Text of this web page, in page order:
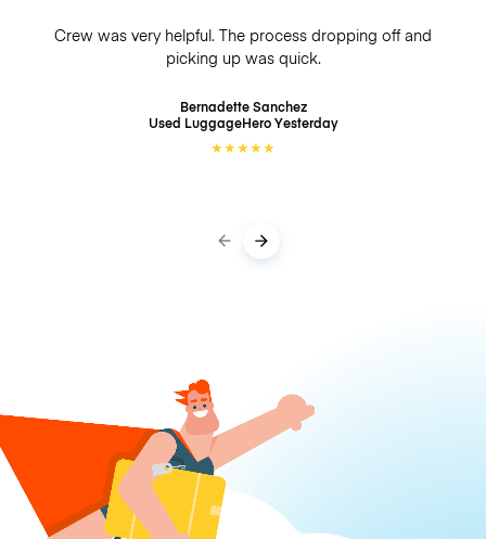
Crew was very helpful. The process dropping off and
picking up was quick.
Bernadette Sanchez
Used LuggageHeroYesterday
★★★★★